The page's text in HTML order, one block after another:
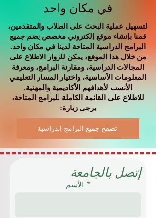
في مكان واحد
لتسهيل عملية البحث على الطلاب والمتقدمين،
قمنا بإنشاء موقع إلكتروني مخصص يضم جميع
البرامج الدراسية المتاحة لدينا في مكان واحد.
من خلال هذا الموقع، يمكن للزوار الاطلاع على
المجالات الدراسية، ومقارنة البرامج، ومعرفة
المعلومات الأساسية، واختيار المسار التعليمي
الأنسب لأهدافهم الأكاديمية والمهنية.
للاطلاع على القائمة الكاملة للبرامج المتاحة،
يرجى زيارة:
تصفح جميع البرامج الدراسية
إتصل بالجامعة
الأسم